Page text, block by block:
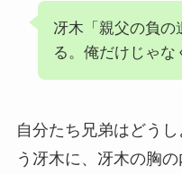
冴木「親父の負の
る。俺だけじゃな
自分たち兄弟はどう
う冴木に、冴木の胸の